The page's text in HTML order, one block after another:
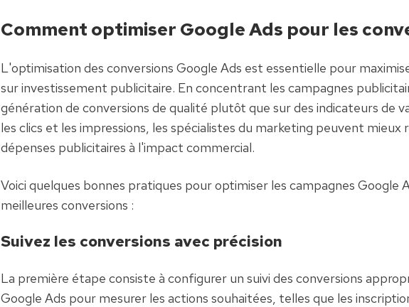
Comment optimiser Google Ads pour les
L'optimisation des conversions Google Ads est essentielle pour
sur investissement publicitaire. En concentrant les campagnes
génération de conversions de qualité plutôt que sur des indicateurs de
les clics et les impressions, les spécialistes du marketing peuvent mieux
dépenses publicitaires à l'impact commercial.
Voici quelques bonnes pratiques pour optimiser les campagnes Google
meilleures conversions :
Suivez les conversions avec précision
La première étape consiste à configurer un suivi des conversions
Google Ads pour mesurer les actions souhaitées, telles que les